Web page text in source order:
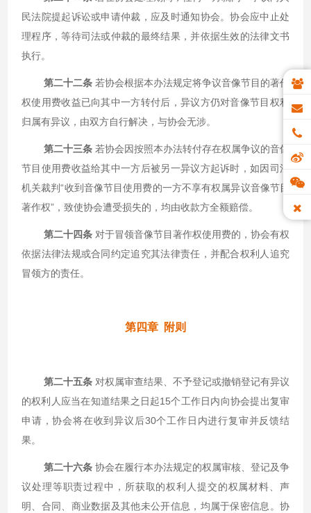
民法院提起诉讼或申请仲裁，应及时通知协会。协会应中止处
理程序，等待司法或仲裁的最终结果，并依据生效的法律文书
执行。
第二十二条 若协会根据本办法规定将争议音像节目的著作
权使用费收益已向其中一方转付后，异议方仍对音像节目权利
归属有异议，由双方自行解决，与协会无涉。
第二十三条 若协会因按照本办法转付存在权属争议的音像
节目使用费收益给其中一方后被另一异议方起诉时，如因司法
机关裁判“收到音像节目使用费的一方不享有权属异议音像节目
著作权”，致使协会遭受损失的，均由收款方全额赔偿。
第二十四条 对于冒领音像节目著作权使用费的，协会有权
依据法律法规或合同约定追究其法律责任，并配合权利人追究
冒领方的责任。
第四章 附则
第二十五条 对权属审查结果、不予登记或撤销登记有异议
的权利人应当在知道结果之日起15个工作日内向协会提出复审
申请，协会将在收到异议后30个工作日内进行复审并反馈结
果。
第二十六条 协会在履行本办法规定的权属审核、登记及争
议处理等职责过程中，所获取的权利人提交的权属材料、声
明、合同、商业数据及其他未公开信息，均属于保密信息。协